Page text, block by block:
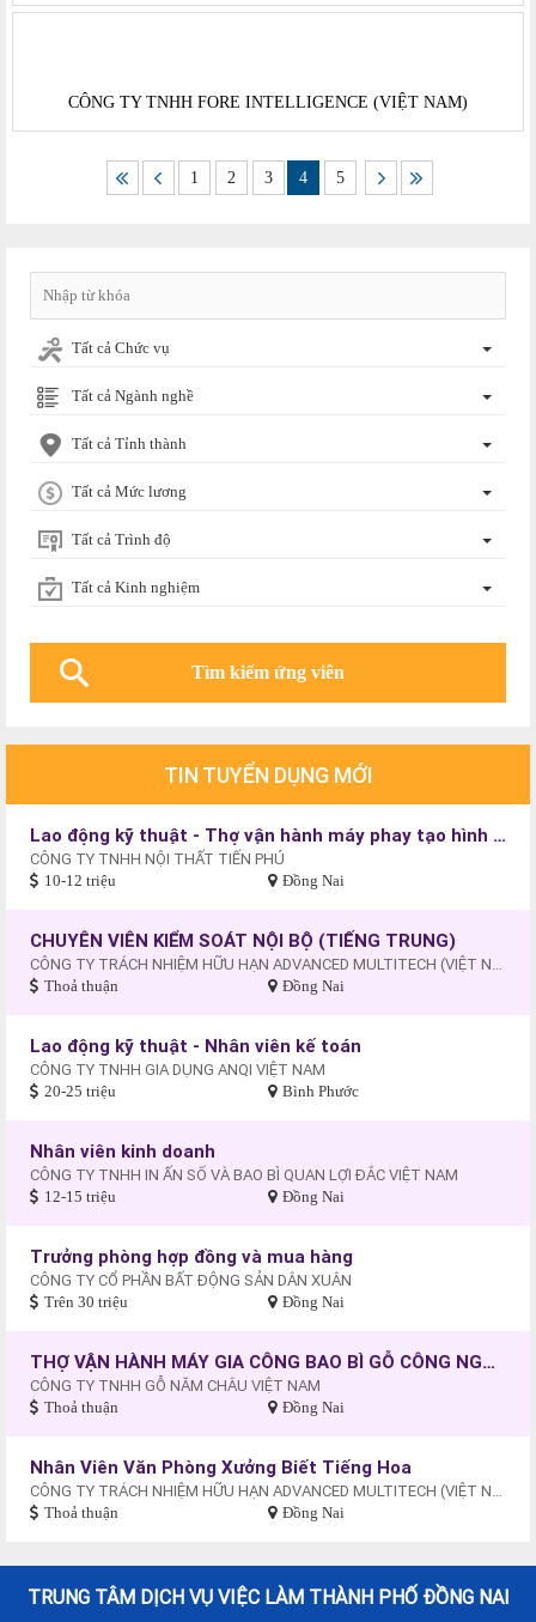
CÔNG TY TNHH FORE INTELLIGENCE (VIỆT NAM)
1 2 3 4 5
Tất cả Chức vụ
Tất cả Ngành nghề
Tất cả Tỉnh thành
Tất cả Mức lương
Tất cả Trình độ
Tất cả Kinh nghiệm
TIN TUYỂN DỤNG MỚI
Lao động kỹ thuật - Thợ vận hành máy phay tạo hình gỗ
CÔNG TY TNHH NỘI THẤT TIẾN PHÚ
10-12 triệu Đồng Nai
CHUYÊN VIÊN KIỂM SOÁT NỘI BỘ (TIẾNG TRUNG)
CÔNG TY TRÁCH NHIỆM HỮU HẠN ADVANCED MULTITECH (VIỆT NAM)
Thoả thuận Đồng Nai
Lao động kỹ thuật - Nhân viên kế toán
CÔNG TY TNHH GIA DỤNG ANQI VIỆT NAM
20-25 triệu Bình Phước
Nhân viên kinh doanh
CÔNG TY TNHH IN ẤN SỐ VÀ BAO BÌ QUAN LỢI ĐẮC VIỆT NAM
12-15 triệu Đồng Nai
Trưởng phòng hợp đồng và mua hàng
CÔNG TY CỔ PHẦN BẤT ĐỘNG SẢN DÂN XUÂN
Trên 30 triệu Đồng Nai
THỢ VẬN HÀNH MÁY GIA CÔNG BAO BÌ GỖ CÔNG NGHIỆP
CÔNG TY TNHH GỖ NĂM CHÂU VIỆT NAM
Thoả thuận Đồng Nai
Nhân Viên Văn Phòng Xưởng Biết Tiếng Hoa
CÔNG TY TRÁCH NHIỆM HỮU HẠN ADVANCED MULTITECH (VIỆT NAM)
Thoả thuận Đồng Nai
TRUNG TÂM DỊCH VỤ VIỆC LÀM THÀNH PHỐ ĐỒNG NAI